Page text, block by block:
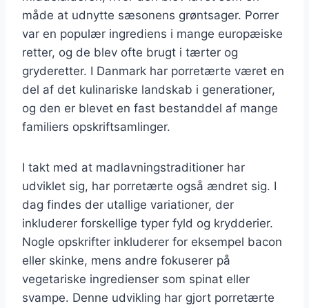
måde at udnytte sæsonens grøntsager. Porrer
var en populær ingrediens i mange europæiske
retter, og de blev ofte brugt i tærter og
gryderetter. I Danmark har porretærte været en
del af det kulinariske landskab i generationer,
og den er blevet en fast bestanddel af mange
familiers opskriftsamlinger.
I takt med at madlavningstraditioner har
udviklet sig, har porretærte også ændret sig. I
dag findes der utallige variationer, der
inkluderer forskellige typer fyld og krydderier.
Nogle opskrifter inkluderer for eksempel bacon
eller skinke, mens andre fokuserer på
vegetariske ingredienser som spinat eller
svampe. Denne udvikling har gjort porretærte